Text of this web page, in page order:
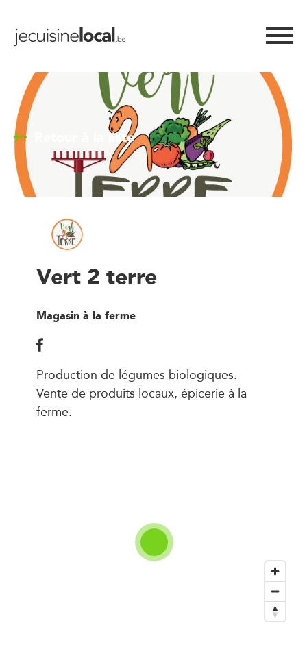
Retour à la liste
Vert 2 terre
Magasin à la ferme
Production de légumes biologiques.
Vente de produits locaux, épicerie à la
ferme.